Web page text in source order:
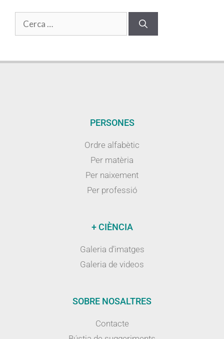
PERSONES
Ordre alfabètic
Per matèria
Per naixement
Per professió
+ CIÈNCIA
Galeria d’imatges
Galeria de videos
SOBRE NOSALTRES
Contacte